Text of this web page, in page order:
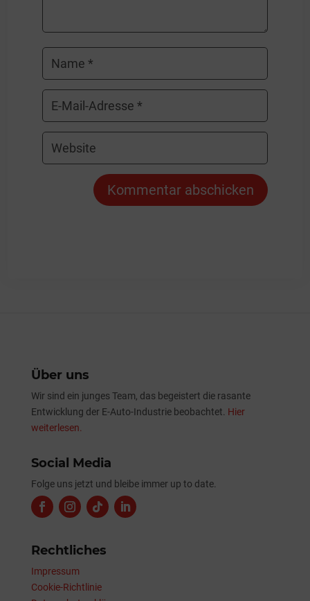
Kommentar abschicken
Über uns
Wir sind ein junges Team, das begeistert die rasante
Entwicklung der E-Auto-Industrie beobachtet. Hier
weiterlesen.
Social Media
Folge uns jetzt und bleibe immer up to date.
Rechtliches
Impressum
Cookie-Richtlinie